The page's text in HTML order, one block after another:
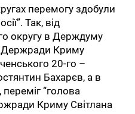
перемогу здобули
Так, від
округу в Держдуму
Держради Криму
20-го –
Бахарєв, а в
“голова
Криму Світлана